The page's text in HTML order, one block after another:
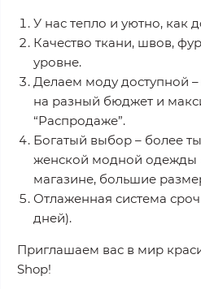
У нас тепло и уютно, как
Качество ткани, швов,
уровне.
Делаем моду доступной
на разный бюджет и
“Распродаже”.
Богатый выбор – более
женской модной одежды
магазине, большие
Отлаженная система
дней).
Приглашаем вас в мир
Shop!